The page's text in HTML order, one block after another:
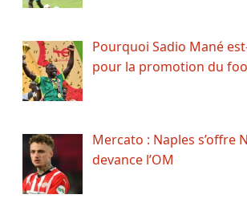
Pourquoi Sadio Mané
pour la promotion du
Mercato : Naples s’offre
devance l’OM